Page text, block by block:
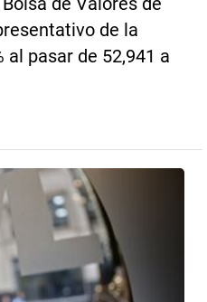
de la
al pasar de 52,941 a